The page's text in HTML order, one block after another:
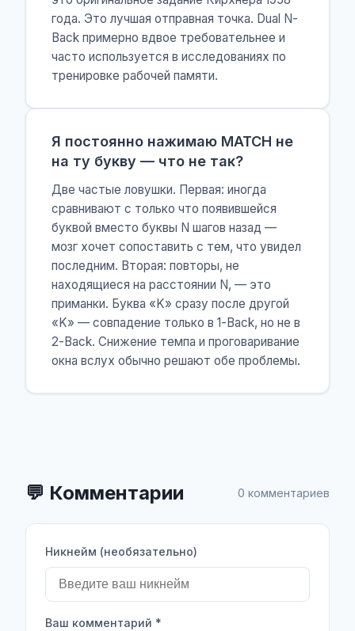
года. Это лучшая отправная точка. Dual N-
Back примерно вдвое требовательнее и
часто используется в исследованиях по
тренировке рабочей памяти.
Я постоянно нажимаю MATCH не
на ту букву — что не так?
Две частые ловушки. Первая: иногда
сравнивают с только что появившейся
буквой вместо буквы N шагов назад —
мозг хочет сопоставить с тем, что увидел
последним. Вторая: повторы, не
находящиеся на расстоянии N, — это
приманки. Буква «K» сразу после другой
«K» — совпадение только в 1-Back, но не в
2-Back. Снижение темпа и проговаривание
окна вслух обычно решают обе проблемы.
💬 Комментарии 0 комментариев
Никнейм (необязательно)
Ваш комментарий *